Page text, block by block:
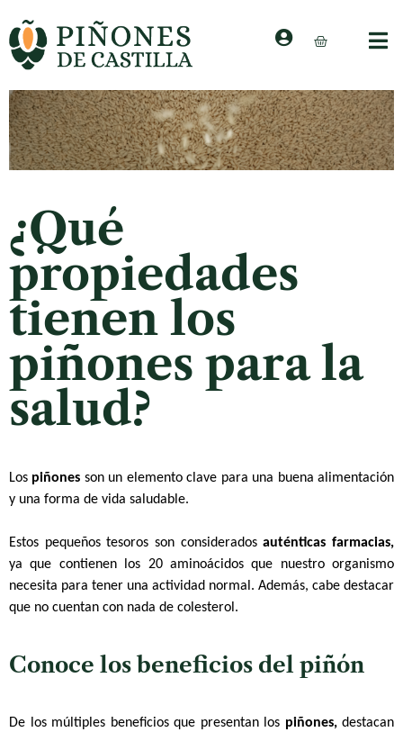
¿Qué
propiedades
tienen los
piñones para la
salud?
Los piñones son un elemento clave para una buena alimentación
y una forma de vida saludable.
Estos pequeños tesoros son consideradosauténticas farmacias,
ya que contienen los 20 aminoácidos que nuestro organismo
necesita para tener una actividad normal. Además, cabe destacar
que no cuentan con nada de colesterol.
Conoce los beneficios del piñón
De los múltiples beneficios que presentan los piñones,destacan